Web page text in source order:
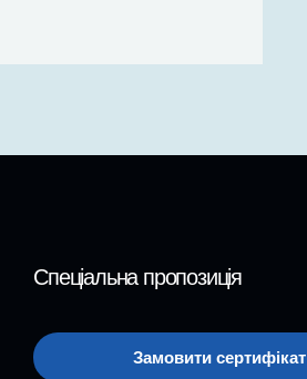
Спеціальна пропозиція
Замовити сертифікат